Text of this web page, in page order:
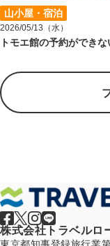
山小屋・宿泊
2026/05/13（水）
トモエ館の予約ができ
株式会社トラベルロ